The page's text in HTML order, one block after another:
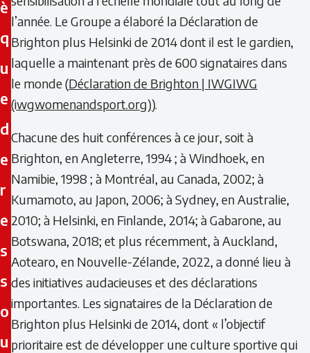
è
q
u
e
d
e
r
e
s
s
o
u
l’année. Le Groupe a élaboré la Déclaration de
Brighton plus Helsinki de 2014 dont il est le gardien,
laquelle a maintenant près de 600 signataires dans
le monde (Déclaration de Brighton | IWGIWG
(iwgwomenandsport.org)).
Chacune des huit conférences à ce jour, soit à
Brighton, en Angleterre, 1994 ; à Windhoek, en
Namibie, 1998 ; à Montréal, au Canada, 2002; à
Kumamoto, au Japon, 2006; à Sydney, en Australie,
2010; à Helsinki, en Finlande, 2014; à Gabarone, au
Botswana, 2018; et plus récemment, à Auckland,
Aotearo, en Nouvelle-Zélande, 2022, a donné lieu à
des initiatives audacieuses et des déclarations
importantes. Les signataires de la Déclaration de
Brighton plus Helsinki de 2014, dont « l’objectif
prioritaire est de développer une culture sportive qui